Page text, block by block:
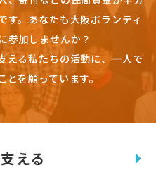
。 あなたも大阪ボランティ
参加しませんか？
える私たちの活動に、一人で
とを願っています。
える